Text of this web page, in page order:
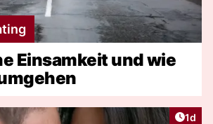
Einsamkeit und wie
1d